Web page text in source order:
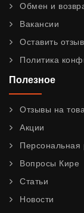
Обмен и
Вакансии
Оставить отзыв
Политика
Полезное
Отзывы на
Акции
Персональная
Вопросы Кире
Статьи
Новости